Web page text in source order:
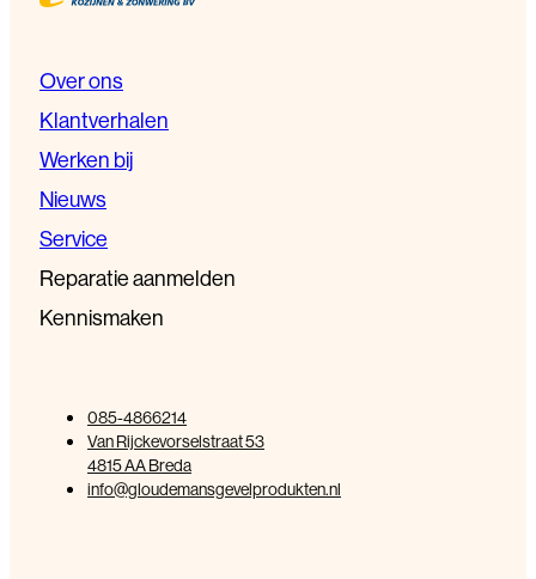
Over ons
Klantverhalen
Werken bij
Nieuws
Service
Reparatie aanmelden
Kennismaken
085-4866214
Van Rijckevorselstraat 53
4815 AA Breda
info@gloudemansgevelprodukten.nl